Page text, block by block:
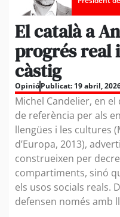
El català a
progrés real
càstig
OpinióPublicat: 19 abril,
Michel Candelier, en
de referència per als
llengües i les cultures
d’Europa, 2013),
construeixen per
compartiments, sinó
els usos socials reals.
defensen només amb